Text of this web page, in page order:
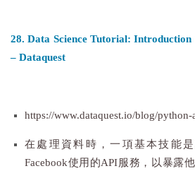
28. Data Science Tutorial:
– Dataquest
https://www.dataquest.io/blog/
在處理資料時，一項基本技能是
Facebook使用的API服務，以暴露